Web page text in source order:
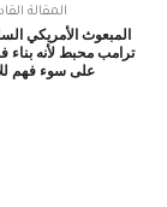
المقالة
المبعوث الأمريكي
ترامب محبط لأنه بناء
على سوء فهم